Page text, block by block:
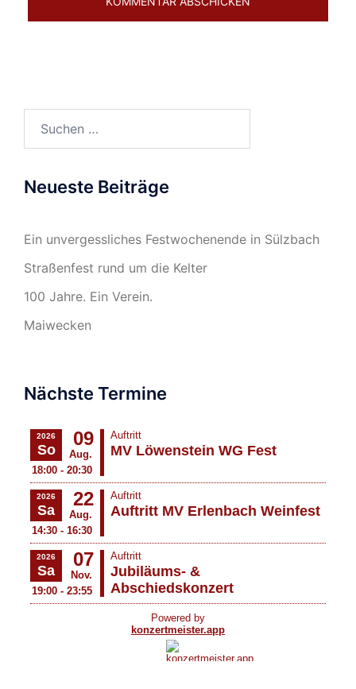
Neueste Beiträge
Ein unvergessliches Festwochenende in Sülzbach
Straßenfest rund um die Kelter
100 Jahre. Ein Verein.
Maiwecken
Nächste Termine